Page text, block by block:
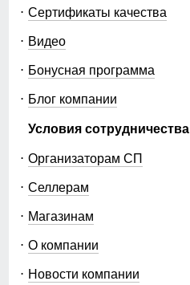
Сертификаты качества
Видео
Бонусная программа
Блог компании
Условия сотрудничества
Организаторам СП
Селлерам
Магазинам
О компании
Новости компании